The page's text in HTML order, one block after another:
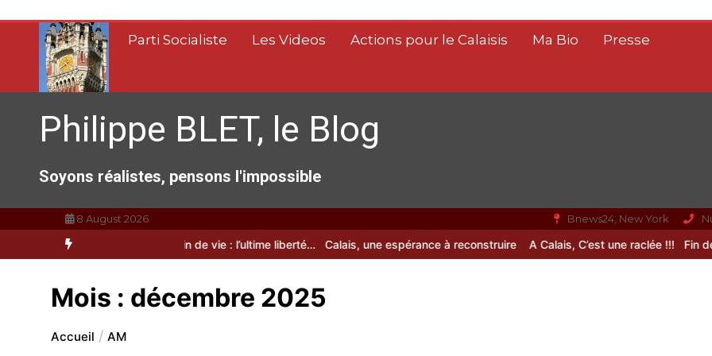
contenu
Parti Socialiste Les Videos Actions pour le Calaisis Ma Bio Presse
Philippe BLET, le Blog
Soyons réalistes, pensons l'impossible
8 August 2026 Bnews24, New York
C’est une raclée !!! Fin de vie : l’ultime liberté… Calais, une espérance à reconstruire A Calais, C’est une raclée !!! Fin de vie :
Mois : décembre 2025
Accueil AM